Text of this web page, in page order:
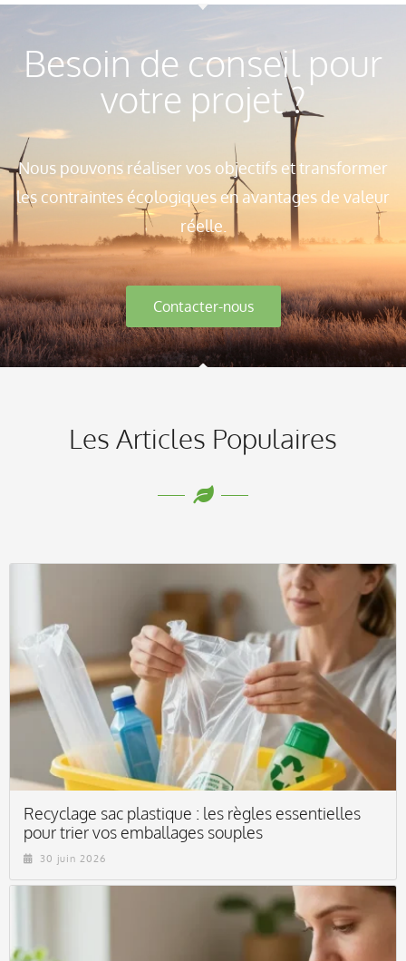
Besoin de conseil pour
votre projet ?
Nous pouvons réaliser vos objectifs et transformer
les contraintes écologiques en avantages de valeur
réelle.
Contacter-nous
Les Articles Populaires
Recyclage sac plastique : les règles essentielles
pour trier vos emballages souples
30 juin 2026